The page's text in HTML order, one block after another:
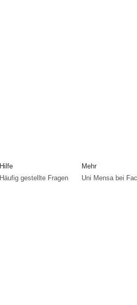
Hilfe
Häufig gestellte Fragen
Mehr
Uni Mensa bei